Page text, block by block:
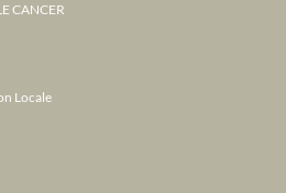
CANCER
Locale